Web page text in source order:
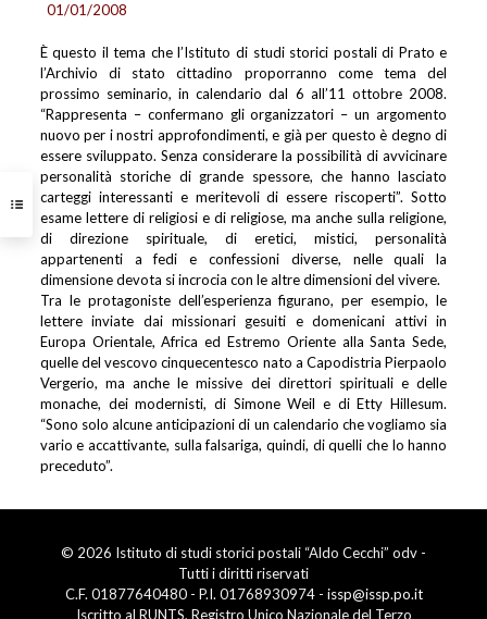
01/01/2008
È questo il tema che l’Istituto di studi storici postali di Prato e
l’Archivio di stato cittadino proporranno come tema del
prossimo seminario, in calendario dal 6 all’11 ottobre 2008.
“Rappresenta – confermano gli organizzatori – un argomento
nuovo per i nostri approfondimenti, e già per questo è degno di
essere sviluppato. Senza considerare la possibilità di avvicinare
personalità storiche di grande spessore, che hanno lasciato
carteggi interessanti e meritevoli di essere riscoperti”. Sotto
esame lettere di religiosi e di religiose, ma anche sulla religione,
di direzione spirituale, di eretici, mistici, personalità
appartenenti a fedi e confessioni diverse, nelle quali la
dimensione devota si incrocia con le altre dimensioni del vivere.
Tra le protagoniste dell’esperienza figurano, per esempio, le
lettere inviate dai missionari gesuiti e domenicani attivi in
Europa Orientale, Africa ed Estremo Oriente alla Santa Sede,
quelle del vescovo cinquecentesco nato a Capodistria Pierpaolo
Vergerio, ma anche le missive dei direttori spirituali e delle
monache, dei modernisti, di Simone Weil e di Etty Hillesum.
“Sono solo alcune anticipazioni di un calendario che vogliamo sia
vario e accattivante, sulla falsariga, quindi, di quelli che lo hanno
preceduto”.
© 2026 Istituto di studi storici postali “Aldo Cecchi” odv -
Tutti i diritti riservati
C.F. 01877640480 - P.I. 01768930974 - issp@issp.po.it
Iscritto al RUNTS, Registro Unico Nazionale del Terzo